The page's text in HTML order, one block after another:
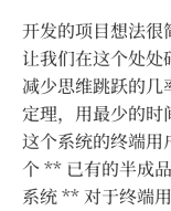
开发的项目想法很
让我们在这个处处
减少思维跳跃的几
定理，用最少的时
这个系统的终端用
个 ** 已有的半成
系统 ** 对于终端